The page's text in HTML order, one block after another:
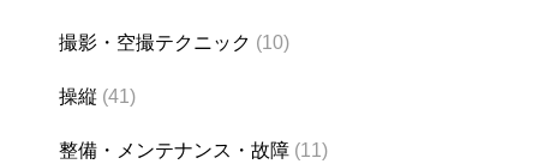
撮影・空撮テクニック (10)
操縦 (41)
整備・メンテナンス・故障 (11)